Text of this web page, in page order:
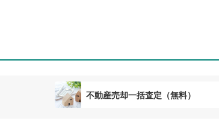
不動産売却一括査定（無料）